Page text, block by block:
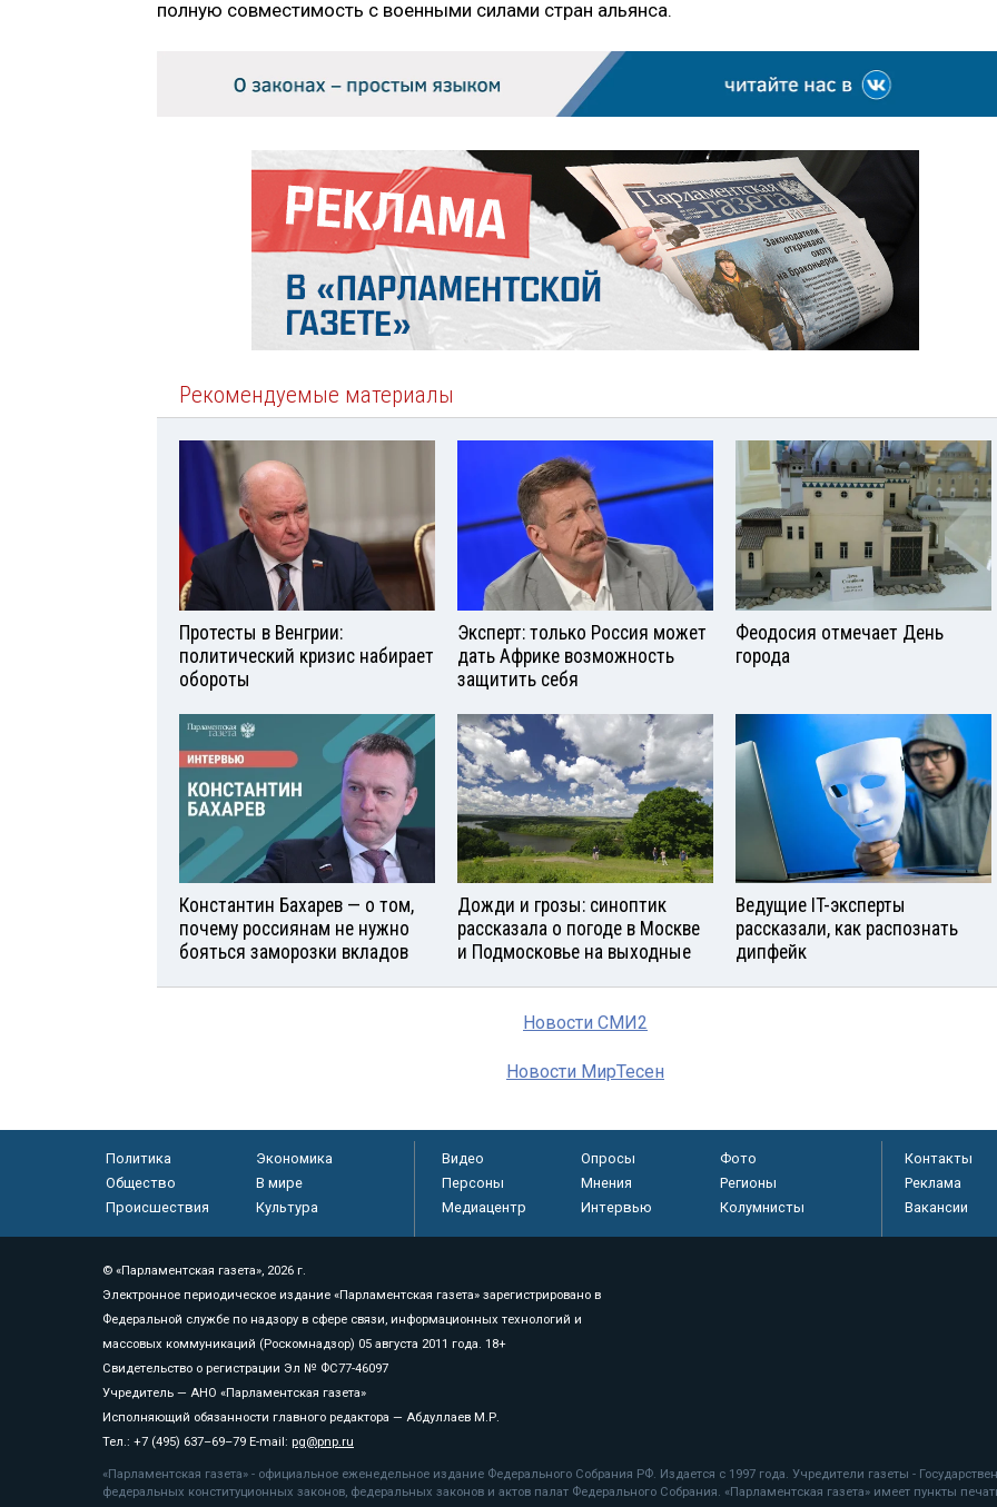
полную совместимость с военными силами стран альянса.
Рекомендуемые материалы
Протесты в Венгрии:
политический кризис набирает
обороты
Эксперт: только Россия может
дать Африке возможность
защитить себя
Феодосия отмечает День
города
Константин Бахарев — о том,
почему россиянам не нужно
бояться заморозки вкладов
Дожди и грозы: синоптик
рассказала о погоде в Москве
и Подмосковье на выходные
Ведущие IT-эксперты
рассказали, как распознать
дипфейк
Новости СМИ2
Новости МирТесен
Политика
Экономика
Общество
В мире
Происшествия
Культура
Видео Опросы
Фото
Персоны
Мнения
Регионы
Медиацентр
Интервью Колумнисты
Контакты
Реклама
Вакансии
© «Парламентская газета», 2026 г.
Электронное периодическое издание «Парламентская газета» зарегистрировано в
Федеральной службе по надзору в сфере связи, информационных технологий и
массовых коммуникаций (Роскомнадзор) 05 августа 2011 года. 18+
Свидетельство о регистрации Эл № ФС77-46097
Учредитель — АНО «Парламентская газета»
Исполняющий обязанности главного редактора — Абдуллаев М.Р.
Тел.: +7 (495) 637–69–79 E-mail: pg@pnp.ru
«Парламентская газета» - официальное еженедельное издание Федерального Собрания РФ. Издается с 1997 года. Учредители газеты -
федеральных конституционных законов, федеральных законов и актов палат Федерального Собрания. «Парламентская газета» имеет пункты